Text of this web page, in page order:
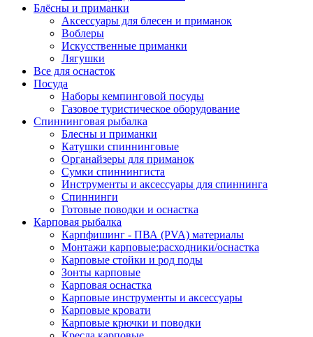
Блёсны и приманки
Аксессуары для блесен и приманок
Воблеры
Искусственные приманки
Лягушки
Все для оснасток
Посуда
Наборы кемпинговой посуды
Газовое туристическое оборудование
Спиннинговая рыбалка
Блесны и приманки
Катушки спиннинговые
Органайзеры для приманок
Сумки спиннингиста
Инструменты и аксессуары для спиннинга
Спиннинги
Готовые поводки и оснастка
Карповая рыбалка
Карпфишинг - ПВА (PVA) материалы
Монтажи карповые:расходники/оснастка
Карповые стойки и род поды
Зонты карповые
Карповая оснастка
Карповые инструменты и аксессуары
Карповые кровати
Карповые крючки и поводки